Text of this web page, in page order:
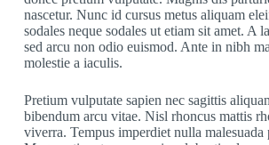
nascetur. Nunc id cursus metus aliquam
sodales neque sodales ut etiam sit amet. A
sed arcu non odio euismod. Ante in nibh
molestie a iaculis.
Pretium vulputate sapien nec sagittis
bibendum arcu vitae. Nisl rhoncus mattis
viverra. Tempus imperdiet nulla malesuada